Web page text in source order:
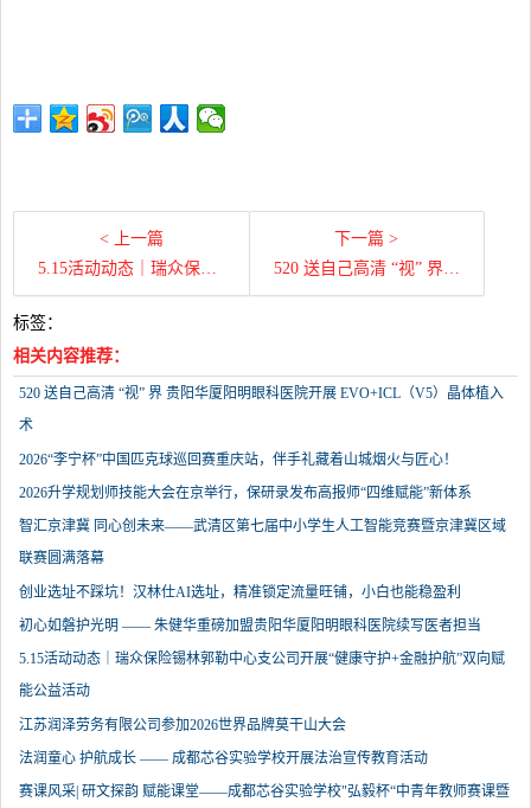
< 上一篇
5.15活动动态｜瑞众保险锡林郭勒中心支公司开展“健康守护+金融护航”双向赋能公益活动
下一篇 >
520 送自己高清 “视” 界 贵阳华厦阳明眼科医院开展 EVO+ICL（V5）晶体植入术
标签：
相关内容推荐：
520 送自己高清 “视” 界 贵阳华厦阳明眼科医院开展 EVO+ICL（V5）晶体植入
术
2026“李宁杯”中国匹克球巡回赛重庆站，伴手礼藏着山城烟火与匠心！
2026升学规划师技能大会在京举行，保研录发布高报师“四维赋能”新体系
智汇京津冀 同心创未来——武清区第七届中小学生人工智能竞赛暨京津冀区域
联赛圆满落幕
创业选址不踩坑！汉林仕AI选址，精准锁定流量旺铺，小白也能稳盈利
初心如磐护光明 —— 朱健华重磅加盟贵阳华厦阳明眼科医院续写医者担当
5.15活动动态｜瑞众保险锡林郭勒中心支公司开展“健康守护+金融护航”双向赋
能公益活动
江苏润泽劳务有限公司参加2026世界品牌莫干山大会
法润童心 护航成长 —— 成都芯谷实验学校开展法治宣传教育活动
赛课风采| 研文探韵 赋能课堂——成都芯谷实验学校"弘毅杯“中青年教师赛课暨